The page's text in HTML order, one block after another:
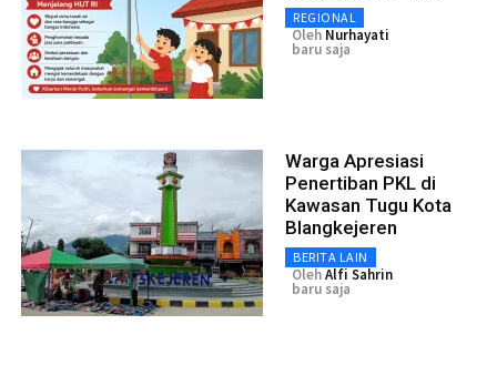
REGIONAL
Oleh Nurhayati
baru saja
Warga Apresiasi
Penertiban PKL di
Kawasan Tugu Kota
Blangkejeren
BERITA LAIN
OlehAlfi Sahrin
baru saja